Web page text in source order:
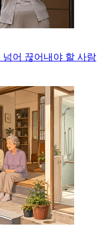
어 끊어내야 할 사람